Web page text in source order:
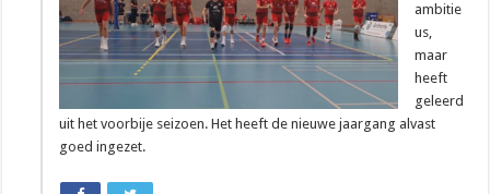
ambitie
us,
maar
heeft
geleerd
uit het voorbije seizoen. Het heeft de nieuwe jaargang alvast
goed ingezet.